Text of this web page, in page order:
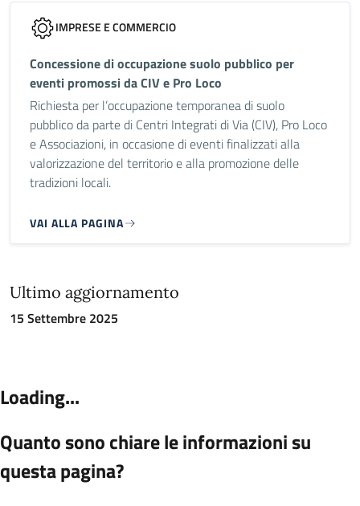
IMPRESE E COMMERCIO
Concessione di occupazione suolo pubblico per
eventi promossi da CIV e Pro Loco
Richiesta per l’occupazione temporanea di suolo
pubblico da parte di Centri Integrati di Via (CIV), Pro Loco
e Associazioni, in occasione di eventi finalizzati alla
valorizzazione del territorio e alla promozione delle
tradizioni locali.
VAI ALLA PAGINA
Ultimo aggiornamento
15 Settembre 2025